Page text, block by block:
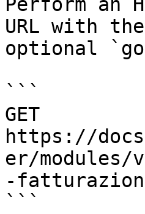
URL with
optional
```
GET
https://
er/
-
```